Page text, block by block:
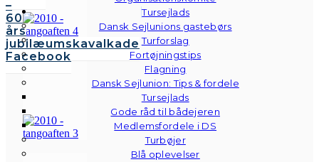
Tursejlads
Dansk Sejlunions gastebørs
Turforslag
Fortøjningstips
Flagning
Dansk Sejlunion: Tips & fordele
Tursejlads
Gode råd til bådejeren
Medlemsfordele i DS
Turbøjer
Blå oplevelser
–
60
års
jubilæumskavalkade
Facebook